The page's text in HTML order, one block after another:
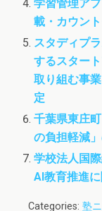
学習管理ア
載・カウン
スタディプ
するスター
取り組む事
定
千葉県東庄
の負担軽減
学校法人国
AI教育推進
Categories: 塾